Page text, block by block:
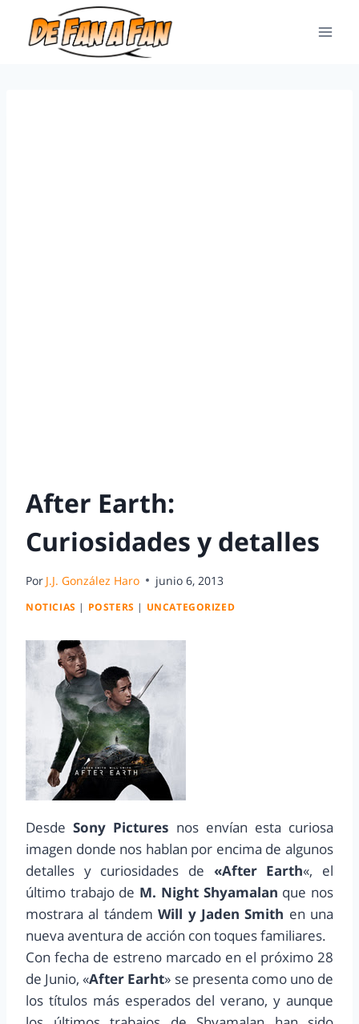
After Earth:
Curiosidades y detalles
Por J.J. González Haro junio 6, 2013
NOTICIAS | POSTERS | UNCATEGORIZED
DesdeSony Pictures nos envían esta curiosa
imagen donde nos hablan por encima de algunos
detalles y curiosidades de «After Earth«, el
último trabajo de M. Night Shyamalan que nos
mostrara al tándemWill y Jaden Smith en una
nueva aventura de acción con toques familiares.
Con fecha de estreno marcado en el próximo 28
de Junio, «After Earht» se presenta como uno de
los títulos más esperados del verano, y aunque